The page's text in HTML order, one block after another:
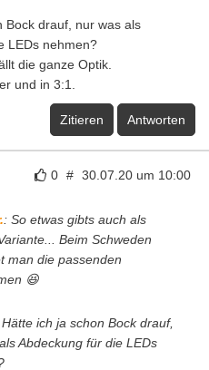
Bock drauf, nur was als
LEDs nehmen?
die ganze Optik.
und in 3:1.
Zitieren Antworten
0 # 30.07.20 um 10:00
: So etwas gibts auch als
Beim Schweden
man die passenden
😆
Hätte ich ja schon Bock drauf,
Abdeckung für die LEDs